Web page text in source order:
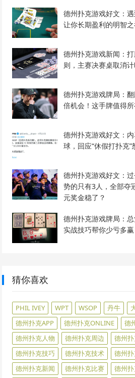
德州扑克游戏好文：
让你长期盈利的明智
德州扑克游戏新闻：
则，主赛决赛桌取消
德州扑克游戏牌局：
倍机会！这手牌值得
德州扑克游戏好文：
球，回应“休假打扑克”
德州扑克游戏好文：
势的只有3人，全部夺
元奖金稳了？
德州扑克游戏牌局：
实战技巧帮你少亏多赢
猜你喜欢
PHIL IVEY WPT WSOP 丹牛
德州扑克APP
德州扑克ONLINE
德
德州扑克人物
德州扑克周边 德州
德州扑克技巧
德州扑克技术 德州
德州扑克新闻
德州扑克比赛 德州